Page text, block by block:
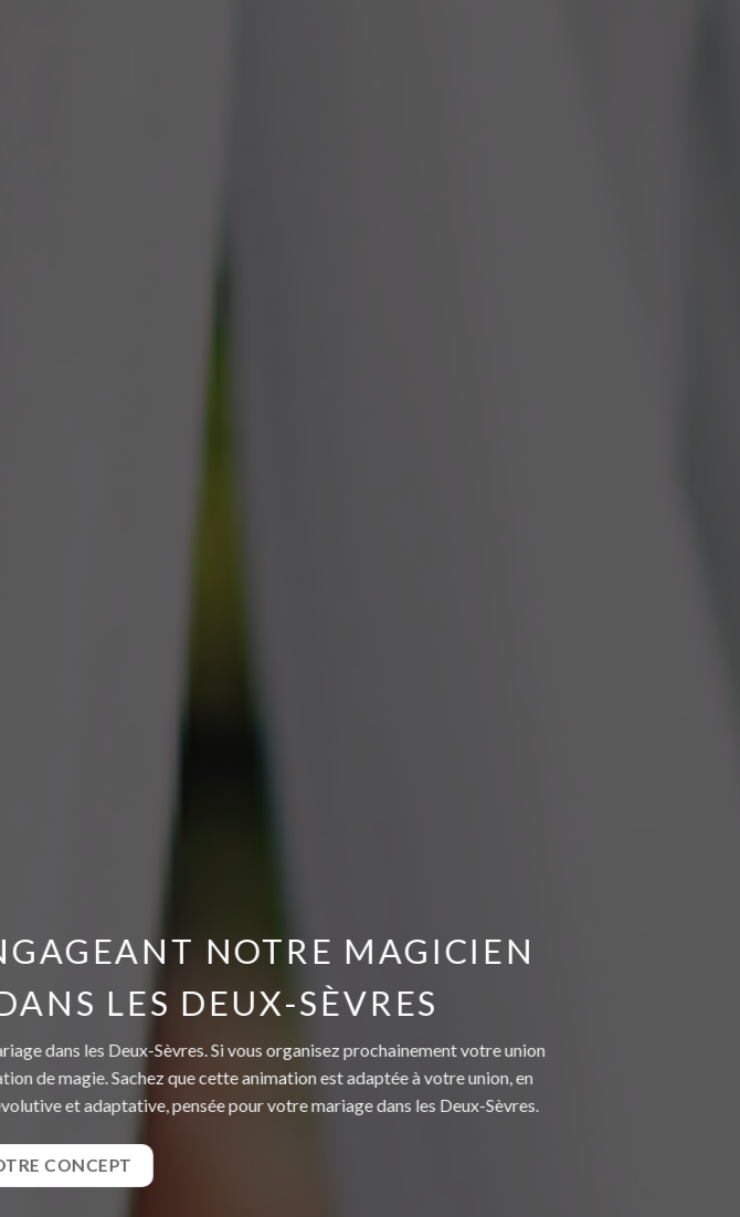
NOTRE MAGICIEN
LES DEUX-SÈVRES
dans les Deux-Sèvres. Si vous organisez prochainement votre union
de magie. Sachez que cette animation est adaptée à votre union, en
et adaptative, pensée pour votre mariage dans les Deux-Sèvres.
CONCEPT